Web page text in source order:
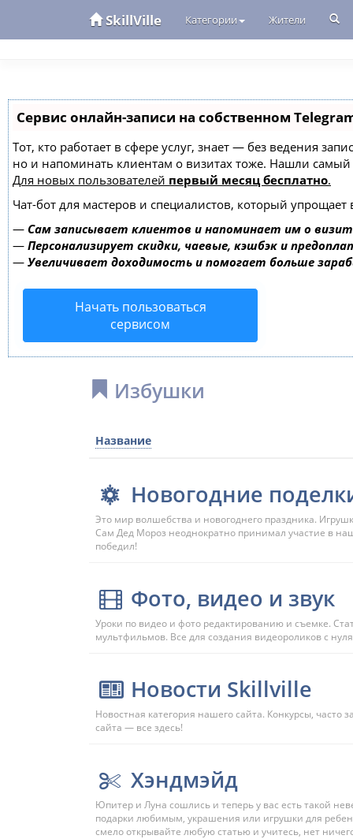
SkillVille Категории Жители
Сервис онлайн-записи на собственном
Тот, кто работает в сфере услуг, знает — без ведения
но и напоминать клиентам о визитах тоже. Нашли
Для новых пользователей первый месяц бесплатно.
Чат-бот для мастеров и специалистов, который упрощает
— Сам записывает клиентов и напоминает им о
— Персонализирует скидки, чаевые, кэшбэк и
— Увеличивает доходимость и помогает больше
Начать пользоваться
сервисом
Избушки
Название
Новогодние
Это мир волшебства и новогоднего праздника.
Сам Дед Мороз неоднократно принимал участие в
победил!
Фото, видео и звук
Уроки по видео и фото редактированию и съемке.
мультфильмов. Все для создания видеороликов с
Новости Skillville
Новостная категория нашего сайта. Конкурсы, часто
сайта — все здесь!
Хэндмэйд
Юпитер и Луна сошлись и теперь у вас есть такой
подарки любимым, украшения или игрушки для
смело открывайте любую статью и учитесь, нет